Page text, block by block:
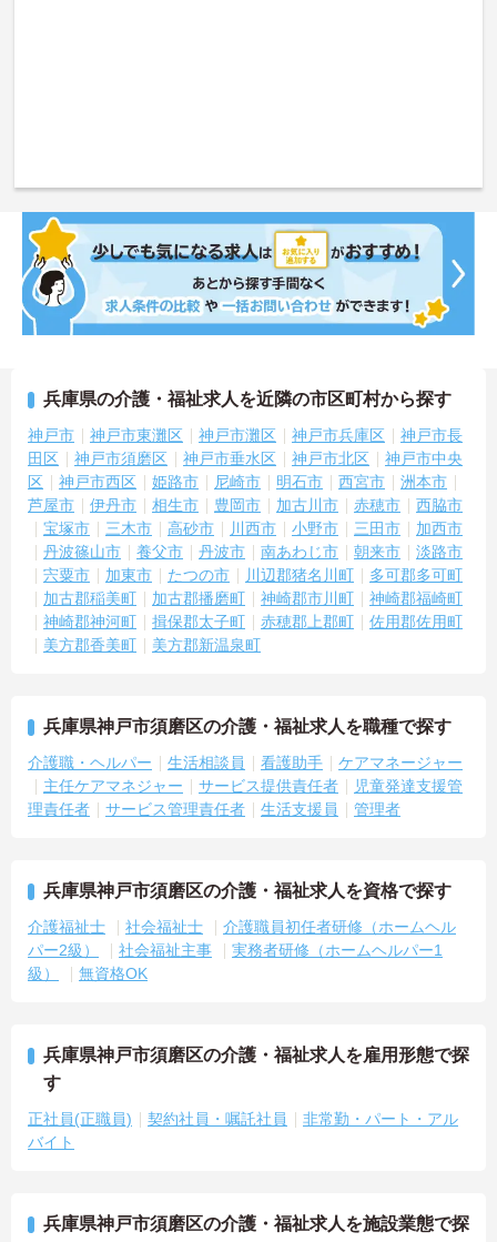
兵庫県の介護・福祉求人を近隣の市区町村から探す
神戸市 神戸市東灘区 神戸市灘区 神戸市兵庫区
神戸市長
田区
神戸市須磨区 神戸市垂水区 神戸市北区
神戸市中央
区
神戸市西区 姫路市 尼崎市 明石市 西宮市
洲本市
芦屋市
伊丹市 相生市 豊岡市 加古川市 赤穂市
西脇市
宝塚市
三木市 高砂市 川西市 小野市 三田市
加西市
丹波篠山市
養父市 丹波市 南あわじ市 朝来市
淡路市
宍粟市
加東市 たつの市 川辺郡猪名川町
多可郡多可町
加古郡稲美町
加古郡播磨町 神崎郡市川町
神崎郡福崎町
神崎郡神河町
揖保郡太子町 赤穂郡上郡町
佐用郡佐用町
美方郡香美町
美方郡新温泉町
兵庫県神戸市須磨区の介護・福祉求人を職種で探す
介護職・ヘルパー 生活相談員 看護助手
ケアマネージャー
主任ケアマネジャー
サービス提供責任者
児童発達支援管
理責任者
サービス管理責任者 生活支援員 管理者
兵庫県神戸市須磨区の介護・福祉求人を資格で探す
介護福祉士 社会福祉士
介護職員初任者研修（ホームヘル
パー2級）
社会福祉主事
実務者研修（ホームヘルパー1
級）
無資格OK
兵庫県神戸市須磨区の介護・福祉求人を雇用形態で探
す
正社員(正職員) 契約社員・嘱託社員
非常勤・パート・アル
バイト
兵庫県神戸市須磨区の介護・福祉求人を施設業態で探